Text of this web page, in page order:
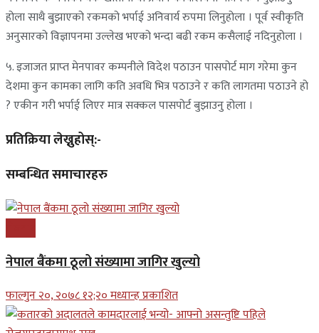
होला साथै बुझाएको रकमको भर्पाई अनिवार्य रुपमा लिनुहोला । पूर्व स्वीकृति
अनुसारको विज्ञापनमा उल्लेख भएको भन्दा बढी रकम कसैलाई नदिनुहोला ।
५. इजाजत प्राप्‍त मेनपावर कम्पनीले विदेश पठाउन पासपोर्ट माग गरेमा कुन
देशमा कुन कामका लागि कति अवधि भित्र पठाउने र कति लागतमा पठाउने हो
? एकीन गरी भर्पाई लिएर मात्र सक्कल पासपोर्ट बुझाउनु होला ।
प्रतिक्रिया लेख्नुहोस्:-
सम्बन्धित समाचारहरु
नेपाल बैंकमा ठूलो संख्यामा जागिर खुल्यो
फाल्गुन २०, २०७८ १२;२० मध्यान्ह प्रकाशित